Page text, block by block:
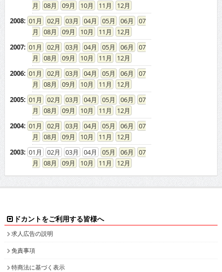
08
09 10 11
12
2008: 01 02 03 04 05 06
07
08
09 10 11
12
2007: 01 02 03 04 05 06
07
08
09 10 11
12
2006: 01 02 03 04 05 06
07
08
09 10 11
12
2005: 01 02 03 04 05 06
07
08
09 10 11
12
2004: 01 02 03 04 05 06
07
08
09 10 11
12
2003: 01 02 03 04 05 06
07
08
09 10 11 12
ドカントをご利用する皆様へ
求人広告の説明
免責事項
特商法に基づく表示